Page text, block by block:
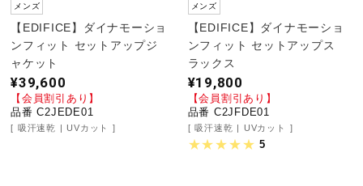
メンズ
【EDIFICE】ダイナモーショ
ンフィット セットアップジ
ャケット
¥39,600
【会員割引あり】
品番 C2JEDE01
吸汗速乾 UVカット
メンズ
【EDIFICE】ダイナモーショ
ンフィット セットアップス
ラックス
¥19,800
【会員割引あり】
品番 C2JFDE01
吸汗速乾 UVカット
5